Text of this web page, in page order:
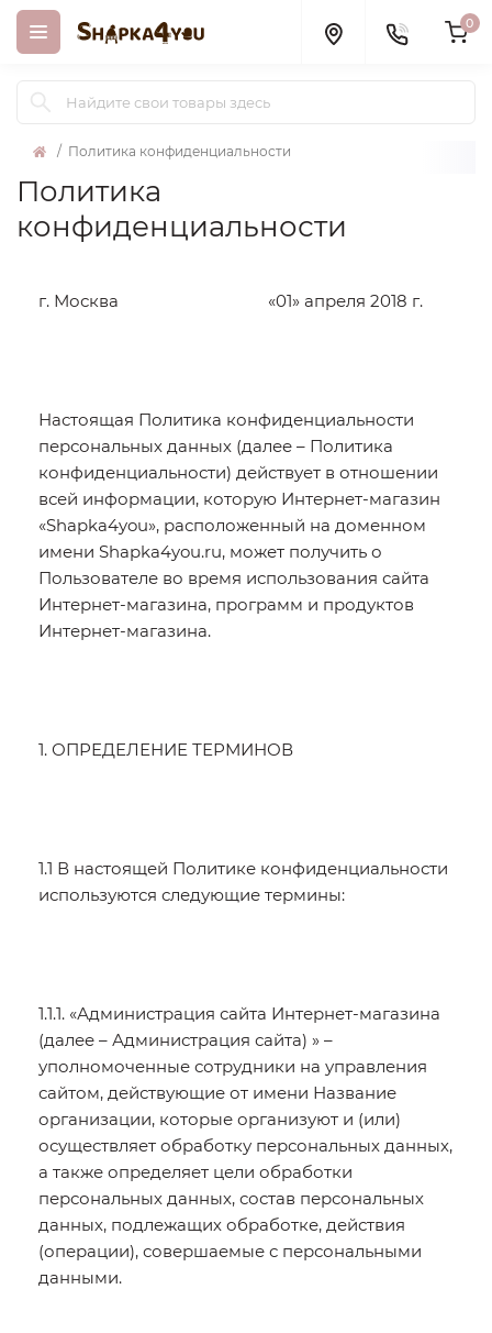
0
Политика конфиденциальности
Политика
конфиденциальности
г. Москва «01» апреля 2018 г.
Настоящая Политика конфиденциальности
персональных данных (далее – Политика
конфиденциальности) действует в отношении
всей информации, которую Интернет-магазин
«Shapka4you», расположенный на доменном
имени Shapka4you.ru, может получить о
Пользователе во время использования сайта
Интернет-магазина, программ и продуктов
Интернет-магазина.
1. ОПРЕДЕЛЕНИЕ ТЕРМИНОВ
1.1 В настоящей Политике конфиденциальности
используются следующие термины:
1.1.1. «Администрация сайта Интернет-магазина
(далее – Администрация сайта) » –
уполномоченные сотрудники на управления
сайтом, действующие от имени Название
организации, которые организуют и (или)
осуществляет обработку персональных данных,
а также определяет цели обработки
персональных данных, состав персональных
данных, подлежащих обработке, действия
(операции), совершаемые с персональными
данными.